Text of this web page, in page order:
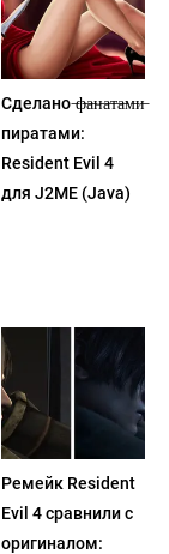
Сделано ̶ф̶а̶н̶а̶т̶а̶м̶и̶
пиратами:
Resident Evil 4
для J2ME (Java)
Ремейк Resident
Evil 4 сравнили с
оригиналом: